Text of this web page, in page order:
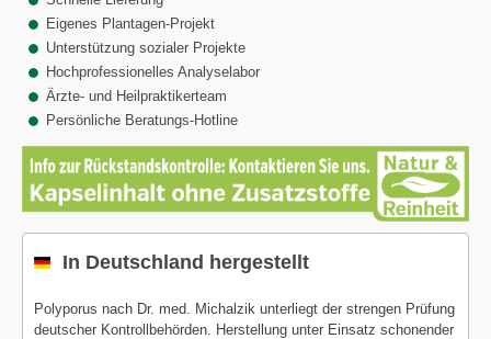
Eigenes Plantagen-Projekt
Unterstützung sozialer Projekte
Hochprofessionelles Analyselabor
Ärzte- und Heilpraktikerteam
Persönliche Beratungs-Hotline
In Deutschland hergestellt
Polyporus nach Dr. med. Michalzik unterliegt der strengen Prüfung
deutscher Kontrollbehörden. Herstellung unter Einsatz schonender